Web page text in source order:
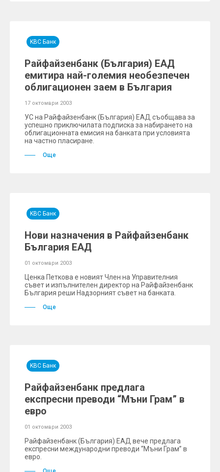
KBC Банк
Райфайзенбанк (България) ЕАД
емитира най-големия необезпечен
облигационен заем в България
17 октомври 2003
УС на Райфайзенбанк (България) ЕАД съобщава за
успешно приключилата подписка за набирането на
облигационната емисия на банката при условията
на частно пласиране.
Още
KBC Банк
Нови назначения в Райфайзенбанк
България ЕАД
01 октомври 2003
Ценка Петкова е новият Член на Управителния
съвет и изпълнителен директор на Райфайзенбанк
България реши Надзорният съвет на банката.
Още
KBC Банк
Райфайзенбанк предлага
експресни преводи “Мъни Грам” в
евро
01 октомври 2003
Райфайзенбанк (България) ЕАД вече предлага
експресни международни преводи “Мъни Грам” в
евро.